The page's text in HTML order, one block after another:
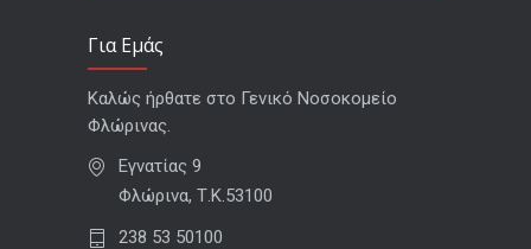
Για Εμάς
Καλώς ήρθατε στο Γενικό Νοσοκομείο
Φλώρινας.
Εγνατίας 9
Φλώρινα, Τ.Κ.53100
238 53 50100